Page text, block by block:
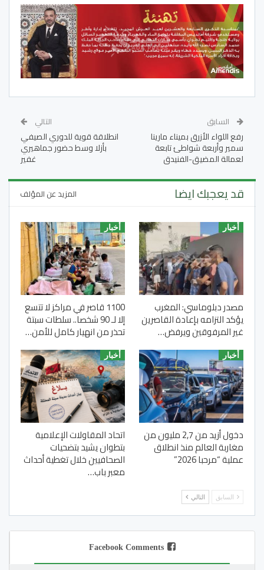
السابق
رفع اللواء الأزرق بميناء مارينا
سمير وأربعة شواطئ تابعة
لعمالة المضيق-الفنيدق
التالي
انطلاقة قوية للدوري الصيفي
بأزلا وسط حضور جماهيري
غفير
قد يعجبك ايضا المزيد عن المؤلف
أخبار
مصدر دبلوماسي: المغرب
يؤكد التزامه بإعادة القاصرين
غير المرفوقين ويرفض…
أخبار
1100 قاصر في مراكز لا تتسع
إلا لـ 90 شخصا.. سلطات سبتة
تحذر من انهيار كامل للأمن…
أخبار
دخول أزيد من 2,7 مليون من
مغاربة العالم منذ انطلاق
عملية “مرحبا 2026”
أخبار
اتحاد المقاولات الإعلامية
بتطوان يشيد بتضحيات
الصحافيين خلال تغطية أحداث
معبر باب…
السابق التالي
Facebook Comments